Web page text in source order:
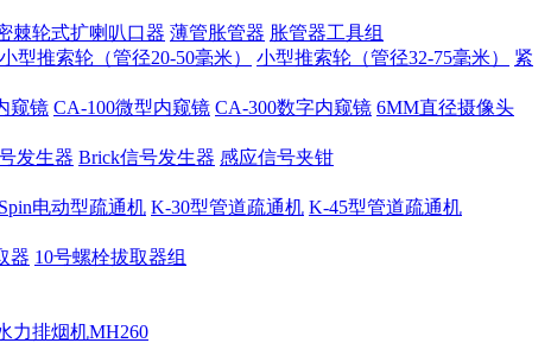
棘轮式扩喇叭口器 薄管胀管器 胀管器工具组
小型推索轮（管径20-50毫米） 小型推索轮（管径32-75毫米）
紧
窥镜 CA-100微型内窥镜 CA-300数字内窥镜 6MM直径摄像头
发生器 Brick信号发生器 感应信号夹钳
电动型疏通机 K-30型管道疏通机 K-45型管道疏通机
器 10号螺栓拔取器组
力排烟机MH260